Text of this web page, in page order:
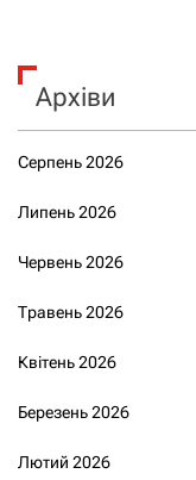
Архіви
Серпень 2026
Липень 2026
Червень 2026
Травень 2026
Квітень 2026
Березень 2026
Лютий 2026